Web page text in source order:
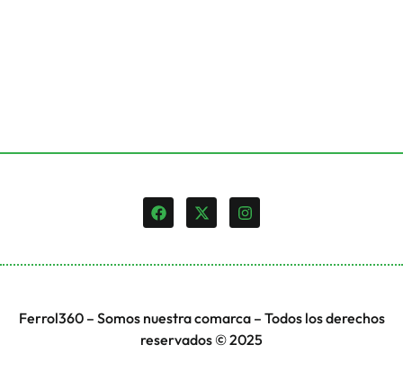
Ferrol360 – Somos nuestra comarca – Todos los derechos
reservados © 2025